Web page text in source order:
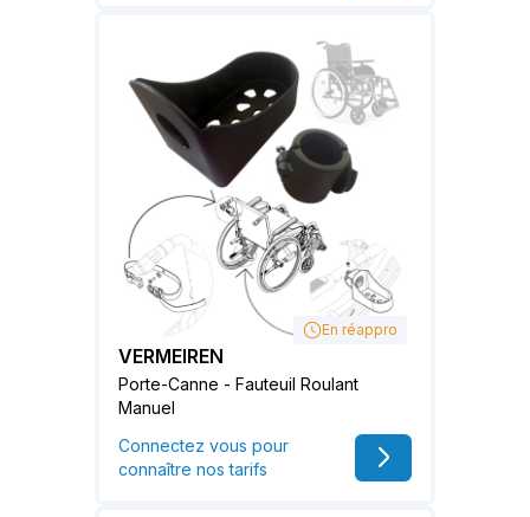
En réappro
VERMEIREN
Porte-Canne - Fauteuil Roulant
Manuel
Connectez vous pour
connaître nos tarifs